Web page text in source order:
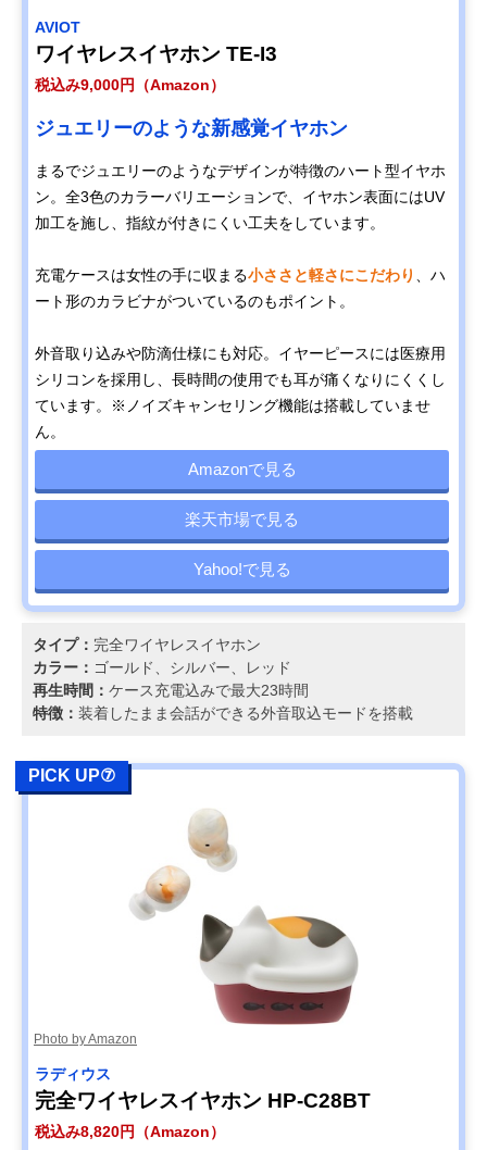
AVIOT
ワイヤレスイヤホン TE-I3
税込み9,000円（Amazon）
ジュエリーのような新感覚イヤホン
まるでジュエリーのようなデザインが特徴のハート型イヤホ
ン。全3色のカラーバリエーションで、イヤホン表面にはUV
加工を施し、指紋が付きにくい工夫をしています。
充電ケースは女性の手に収まる小ささと軽さにこだわり
、ハ
ート形のカラビナがついているのもポイント。
外音取り込みや防滴仕様にも対応。イヤーピースには医療用
シリコンを採用し、長時間の使用でも耳が痛くなりにくくし
ています。※ノイズキャンセリング機能は搭載していませ
ん。
Amazonで見る
楽天市場で見る
Yahoo!で見る
タイプ： 完全ワイヤレスイヤホン
カラー： ゴールド、シルバー、レッド
再生時間： ケース充電込みで最大23時間
特徴： 装着したまま会話ができる外音取込モードを搭載
PICK UP⑦
Photo by Amazon
ラディウス
完全ワイヤレスイヤホン HP-C28BT
税込み8,820円（Amazon）